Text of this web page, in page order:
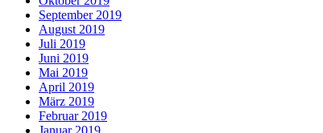
September 2019
August 2019
Juli 2019
Juni 2019
Mai 2019
April 2019
März 2019
Februar 2019
Januar 2019